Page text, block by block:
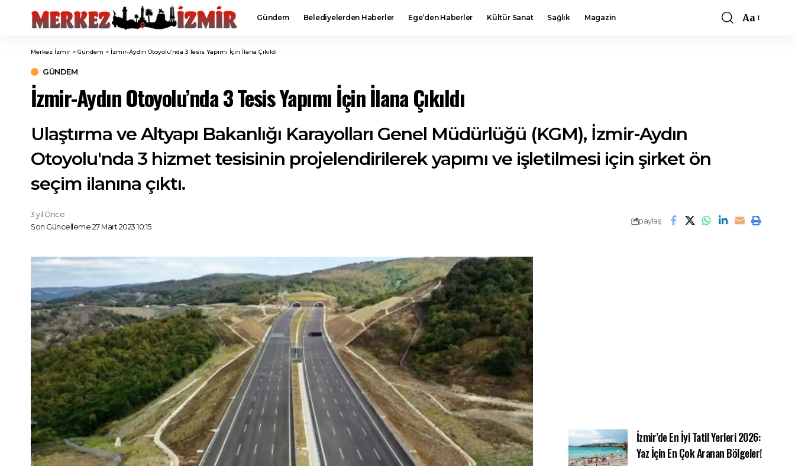
Gündem Belediyelerden Haberler Ege’den Haberler Kültür Sanat Sağlık Magazin
Font
Aa
Merkez İzmir > Gündem > İzmir-Aydın Otoyolu’nda 3 Tesis Yapımı İçin İlana Çıkıldı
GÜNDEM
İzmir-Aydın Otoyolu’nda 3 Tesis Yapımı İçin İlana Çıkıldı
Ulaştırma ve Altyapı Bakanlığı Karayolları Genel Müdürlüğü (KGM), İzmir-Aydın
Otoyolu'nda 3 hizmet tesisinin projelendirilerek yapımı ve işletilmesi için şirket ön
seçim ilanına çıktı.
Son Güncelleme 27 Mart 2023 10:15
3 yıl Önce
paylaş
İzmir’de En İyi Tatil Yerleri 2026:
Yaz İçin En Çok Aranan Bölgeler!